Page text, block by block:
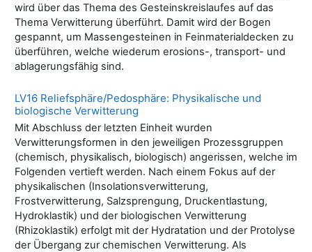
wird über das Thema des Gesteinskreislaufes auf das
Thema Verwitterung überführt. Damit wird der Bogen
gespannt, um Massengesteinen in Feinmaterialdecken zu
überführen, welche wiederum erosions-, transport- und
ablagerungsfähig sind.
LV16 Reliefsphäre/Pedosphäre: Physikalische und
biologische Verwitterung
Mit Abschluss der letzten Einheit wurden
Verwitterungsformen in den jeweiligen Prozessgruppen
(chemisch, physikalisch, biologisch) angerissen, welche im
Folgenden vertieft werden. Nach einem Fokus auf der
physikalischen (Insolationsverwitterung,
Frostverwitterung, Salzsprengung, Druckentlastung,
Hydroklastik) und der biologischen Verwitterung
(Rhizoklastik) erfolgt mit der Hydratation und der Protolyse
der Übergang zur chemischen Verwitterung. Als